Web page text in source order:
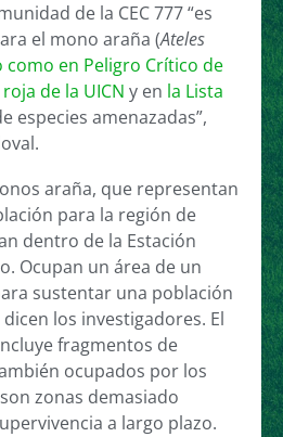
de la CEC 777 “es
el mono araña (Ateles
como en Peligro Crítico de
de la UICN y en la Lista
especies amenazadas”,
araña, que representan
para la región de
dentro de la Estación
Ocupan un área de un
sustentar una población
los investigadores. El
fragmentos de
ocupados por los
zonas demasiado
a largo plazo.